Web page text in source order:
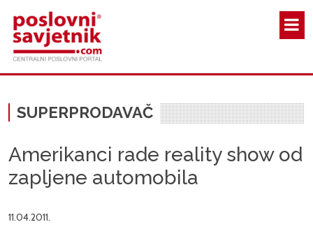
SUPERPRODAVAČ
Amerikanci rade reality show od
zapljene automobila
11.04.2011.